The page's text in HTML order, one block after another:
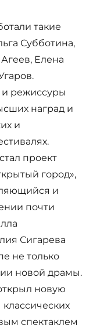
такие
Субботина,
Елена
и режиссуры
наград и
и
проект
город»,
и
почти
Сигарева
не только
новой драмы.
новую
спектаклем